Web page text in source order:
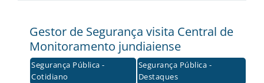
Gestor de Segurança visita Central de
Monitoramento jundiaiense
Segurança Pública -
Cotidiano
Segurança Pública -
Destaques